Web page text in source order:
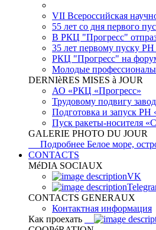
VII Всероссийская
55 лет со дня первого
В РКЦ "Прогресс"
35 лет первому пуску
РКЦ "Прогресс" на
Молодые профессионалы
DERNIèRES MISES à JOUR
АО «РКЦ «Прогресс»
Трудовому подвигу
Подготовка и запуск
Пуск ракеты-носителя
GALERIE PHOTO DU JOUR
Подробнее Белое море,
CONTACTS
MéDIA SOCIAUX
VK
CONTACTS GENERAUX
Контактная информация
Как проехать